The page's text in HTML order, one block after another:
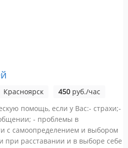
Красноярск 450 руб./час
помощь, если у Вас:- страхи;-
- проблемы в
с самоопределением и выбором
при расставании и в выборе себе